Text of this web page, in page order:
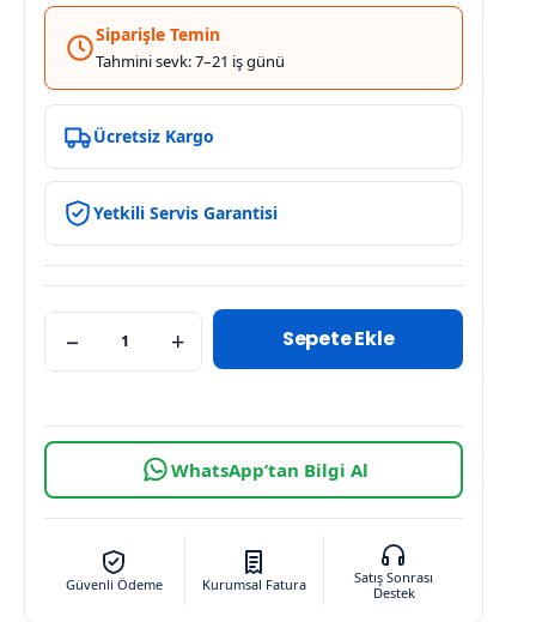
Siparişle Temin
Tahmini sevk: 7–21 iş günü
Ücretsiz Kargo
Yetkili Servis Garantisi
− + Sepete Ekle
WhatsApp’tan Bilgi Al
Güvenli Ödeme Kurumsal Fatura
Satış Sonrası
Destek